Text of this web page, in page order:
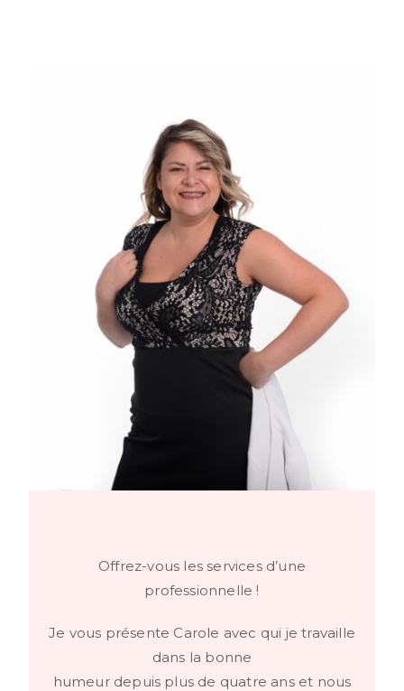
Offrez-vous les services d’une
professionnelle !
Je vous présente Carole avec qui je travaille
dans la bonne
humeur depuis plus de quatre ans et nous